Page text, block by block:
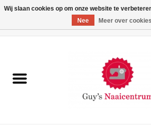
Machines
Wij slaan cookies op om onze website te
Nee
Meer over